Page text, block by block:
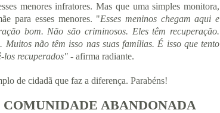
menores infratores. Mas que uma simples monitora,
para esses menores. "Esses meninos chegam aqui e
bom. Não são criminosos. Eles têm recuperação.
Muitos não têm isso nas suas famílias. É isso que tento
los recuperados" - afirma radiante.
de cidadã que faz a diferença. Parabéns!
COMUNIDADE ABANDONADA